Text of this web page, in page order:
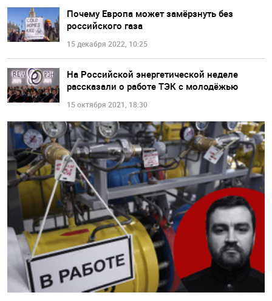
Почему Европа может замёрзнуть без
российского газа
15 декабря 2022, 10:25
На Российской энергетической неделе
рассказали о работе ТЭК с молодёжью
15 октября 2021, 18:30